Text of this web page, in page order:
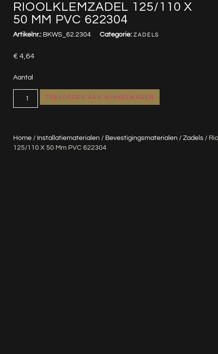
RIOOLKLEMZADEL 125/110 X
50 MM PVC 622304
Home/ Installatiematerialen / Bevestigingsmaterialen / Zadels/
125/110 X 50 Mm PVC 622304
Artikelnr.: BKWS_62.2304 Categorie: ZADELS
€ 4,64
Aantal
TOEVOEGEN AAN WINKELWAGEN